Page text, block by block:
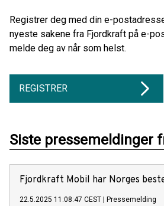
Registrer deg med din e-
nyeste sakene fra Fjordkraft på e-
melde deg av når som helst.
REGISTRER
Siste pressemeldinger
Fjordkraft Mobil har Norges
22.5.2025 11:08:47 CEST Pressemelding